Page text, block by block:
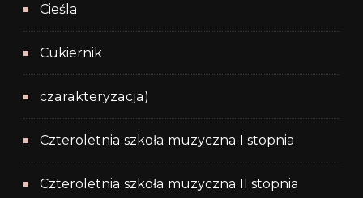
Cieśla
Cukiernik
czarakteryzacja)
Czteroletnia szkoła muzyczna I stopnia
Czteroletnia szkoła muzyczna II stopnia